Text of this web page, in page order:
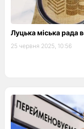
Луцька міська рада
25 червня 2025, 10:56